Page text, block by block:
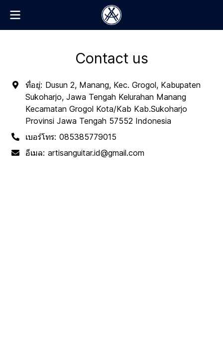
Contact us
ที่อยู่: Dusun 2, Manang, Kec. Grogol, Kabupaten
Sukoharjo, Jawa Tengah Kelurahan Manang
Kecamatan Grogol Kota/Kab Kab.Sukoharjo
Provinsi Jawa Tengah 57552 Indonesia
เบอร์โทร: 085385779015
อีเมล: artisanguitar.id@gmail.com